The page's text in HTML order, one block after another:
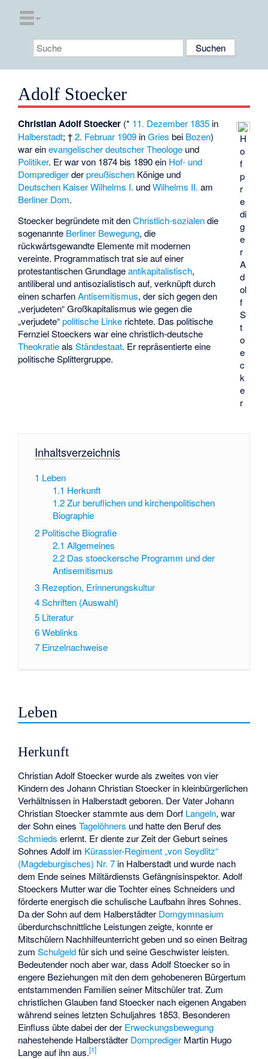
Adolf Stoecker
H
o
f
p
r
e
di
g
e
r
A
d
ol
f
S
t
o
e
c
k
e
r
Christian Adolf Stoecker (* 11. Dezember 1835 in
Halberstadt; †2. Februar 1909 inGries bei Bozen)
war einevangelischer deutscher Theologe und
Politiker. Er war von 1874 bis 1890 ein Hof- und
Dompredigerderpreußischen Könige und
Deutschen Kaiser Wilhelms I. undWilhelms II. am
Berliner Dom.
Stoecker begründete mit denChristlich-sozialendie
sogenannte Berliner Bewegung, die
rückwärtsgewandte Elemente mit modernen
vereinte. Programmatisch trat sie auf einer
protestantischen Grundlageantikapitalistisch,
antiliberal und antisozialistisch auf, verknüpft durch
einen scharfenAntisemitismus, der sich gegen den
„verjudeten“ Großkapitalismus wie gegen die
„verjudete“politische Linke richtete. Das politische
Fernziel Stoeckers war eine christlich-deutsche
TheokratiealsStändestaat. Er repräsentierte eine
politische Splittergruppe.
Inhaltsverzeichnis
1 Leben
1.1 Herkunft
1.2 Zur beruflichen und kirchenpolitischen
Biographie
2 Politische Biografie
2.1 Allgemeines
2.2 Das stoeckersche Programm und der
Antisemitismus
3 Rezeption, Erinnerungskultur
4Schriften (Auswahl)
5 Literatur
6Weblinks
7 Einzelnachweise
Leben
Herkunft
Christian Adolf Stoecker wurde als zweites von vier
Kindern des Johann Christian Stoecker in kleinbürgerlichen
Verhältnissen in Halberstadt geboren. Der Vater Johann
Christian Stoecker stammte aus dem Dorf Langeln, war
der Sohn einesTagelöhners und hatte den Beruf des
Schmieds erlernt. Er diente zur Zeit der Geburt seines
Sohnes Adolf im Kürassier-Regiment „von Seydlitz“
(Magdeburgisches) Nr. 7 in Halberstadt und wurde nach
dem Ende seines Militärdiensts Gefängnisinspektor. Adolf
Stoeckers Mutter war die Tochter eines Schneiders und
förderte energisch die schulische Laufbahn ihres Sohnes.
Da der Sohn auf dem Halberstädter Domgymnasium
überdurchschnittliche Leistungen zeigte, konnte er
Mitschülern Nachhilfeunterricht geben und so einen Beitrag
zumSchulgeldfür sich und seine Geschwister leisten.
Bedeutender noch aber war, dass Adolf Stoecker so in
engere Beziehungen mit den dem gehobeneren Bürgertum
entstammenden Familien seiner Mitschüler trat. Zum
christlichen Glauben fand Stoecker nach eigenen Angaben
während seines letzten Schuljahres 1853. Besonderen
Einfluss übte dabei der der Erweckungsbewegung
nahestehende Halberstädter Domprediger Martin Hugo
Lange auf ihn aus.[1]